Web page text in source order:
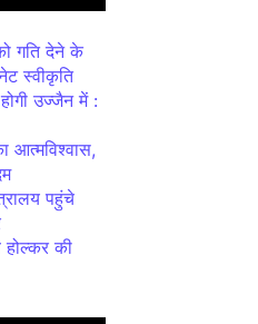
गति देने के
स्वीकृति
उज्जैन में :
आत्मविश्वास,
पहुंचे
होल्कर की